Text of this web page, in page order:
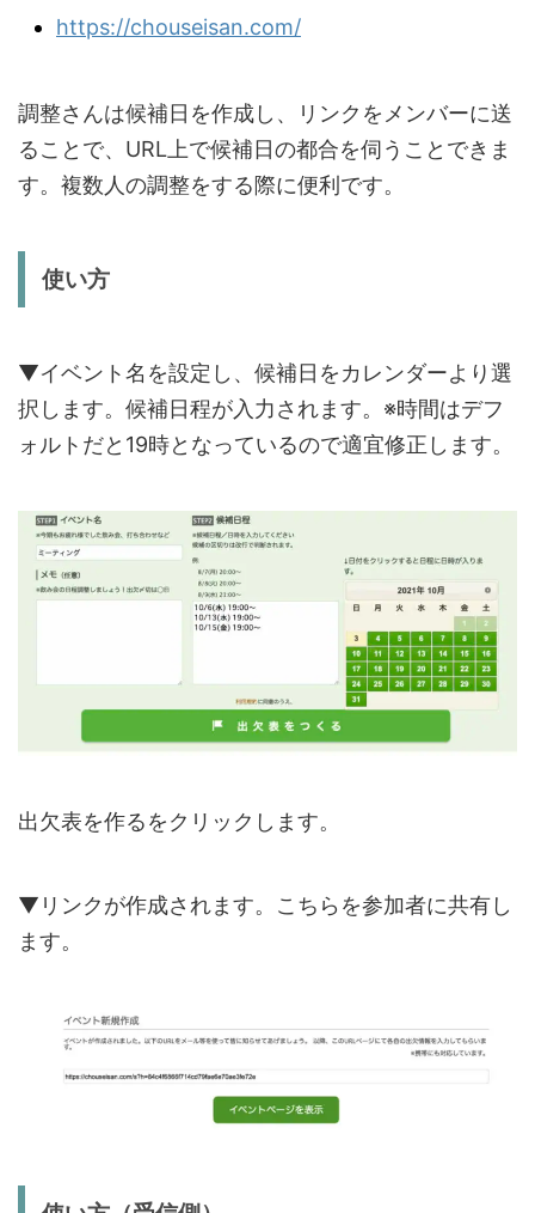
https://chouseisan.com/
調整さんは候補日を作成し、リンクをメンバーに送
ることで、URL上で候補日の都合を伺うことできま
す。複数人の調整をする際に便利です。
使い方
▼イベント名を設定し、候補日をカレンダーより選
択します。候補日程が入力されます。※時間はデフ
ォルトだと19時となっているので適宜修正します。
出欠表を作るをクリックします。
▼リンクが作成されます。こちらを参加者に共有し
ます。